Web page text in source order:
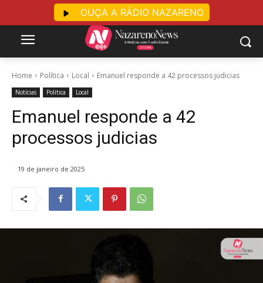
Home Política Local Emanuel responde a 42 processos judicias
Notícias Política Local
Emanuel responde a 42
processos judicias
19 de janeiro de 2025
OUÇA A RÁDIO NAZARENO